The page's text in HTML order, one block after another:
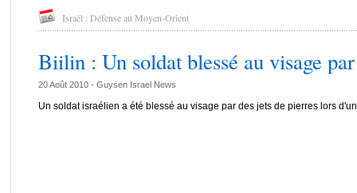
Israël : Défense au Moyen-Orient
Biilin : Un soldat blessé au visage
20 Août 2010 - Guysen Israel News
Un soldat israélien a été blessé au visage par des jets de pierres lors